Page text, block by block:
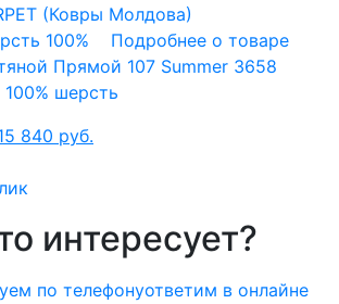
(Ковры Молдова)
100%
Подробнее о товаре
Прямой 107 Summer 3658
шерсть
840 руб.
интересует?
по телефонуответим в онлайне